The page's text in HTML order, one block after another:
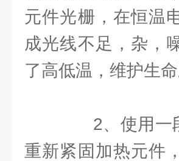
元件光栅，在恒温
成光线不足，杂，
了高低温，维护生
2、使用一段
重新紧固加热元件